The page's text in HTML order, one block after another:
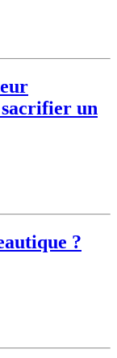
sacrifier un
?